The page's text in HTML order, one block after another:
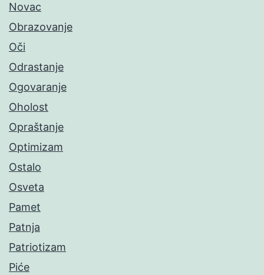
Novac
Obrazovanje
Oči
Odrastanje
Ogovaranje
Oholost
Opraštanje
Optimizam
Ostalo
Osveta
Pamet
Patnja
Patriotizam
Piće